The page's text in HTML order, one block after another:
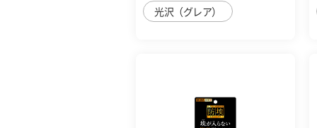
光沢（グレア）